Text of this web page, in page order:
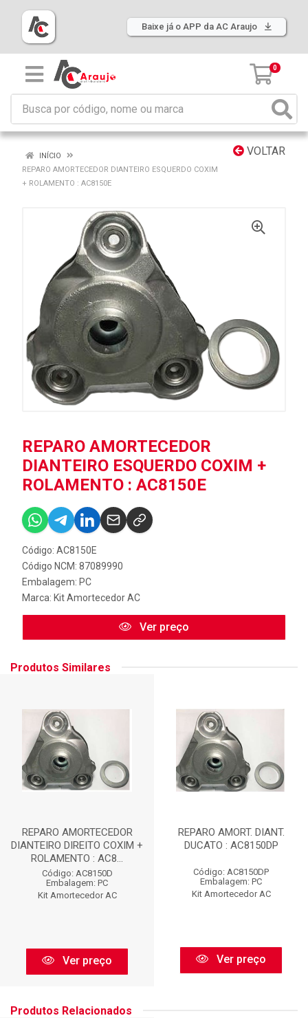
Baixe já o APP da AC Araujo
0
VOLTAR
INÍCIO
REPARO AMORTECEDOR DIANTEIRO ESQUERDO COXIM
+ ROLAMENTO : AC8150E
REPARO AMORTECEDOR
DIANTEIRO ESQUERDO COXIM +
ROLAMENTO : AC8150E
Código: AC8150E
Código NCM: 87089990
Embalagem: PC
Marca: Kit Amortecedor AC
Ver preço
Produtos Similares
REPARO AMORTECEDOR
DIANTEIRO DIREITO COXIM +
ROLAMENTO : AC8...
Código: AC8150D
Embalagem: PC
Kit Amortecedor AC
Ver preço
REPARO AMORT. DIANT.
DUCATO : AC8150DP
Código: AC8150DP
Embalagem: PC
Kit Amortecedor AC
Ver preço
Produtos Relacionados